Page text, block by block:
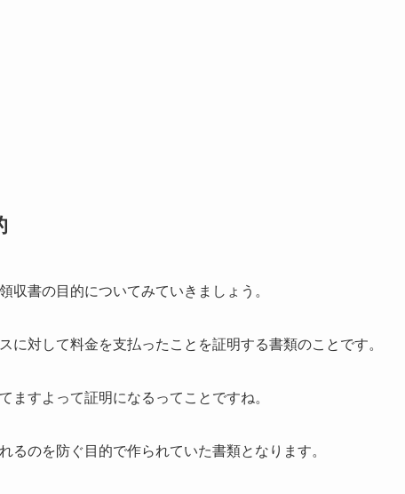
収書の目的についてみていきましょう。
に対して料金を支払ったことを証明する書類のことです。
ますよって証明になるってことですね。
るのを防ぐ目的で作られていた書類となります。